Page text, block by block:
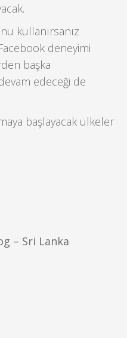
kullanırsanız
deneyimi
başka
edeceği de
başlayacak ülkeler
– Sri Lanka